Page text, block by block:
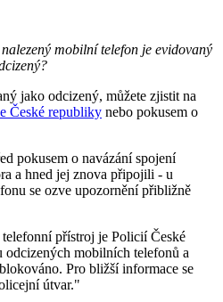
mobilní telefon je evidovaný
jako odcizený, můžete zjistit na
České republiky nebo pokusem o
pokusem o navázání spojení
a hned jej znova připojili - u
se ozve upozornění přibližně
přístroj je Policií České
mobilních telefonů a
Pro bližší informace se
útvar."